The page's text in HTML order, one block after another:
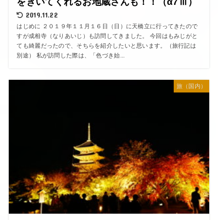
2019.11.22
はじめに ２０１９年１１月１６日（日）に天橋立に行ってきたので
すが成相寺（なりあいじ）も訪問してきました。 今回はもみじがと
ても綺麗だったので、そちらを紹介したいと思います。（旅行記は
別途） 私が訪問した際は、「色づき始...
旅（国内）